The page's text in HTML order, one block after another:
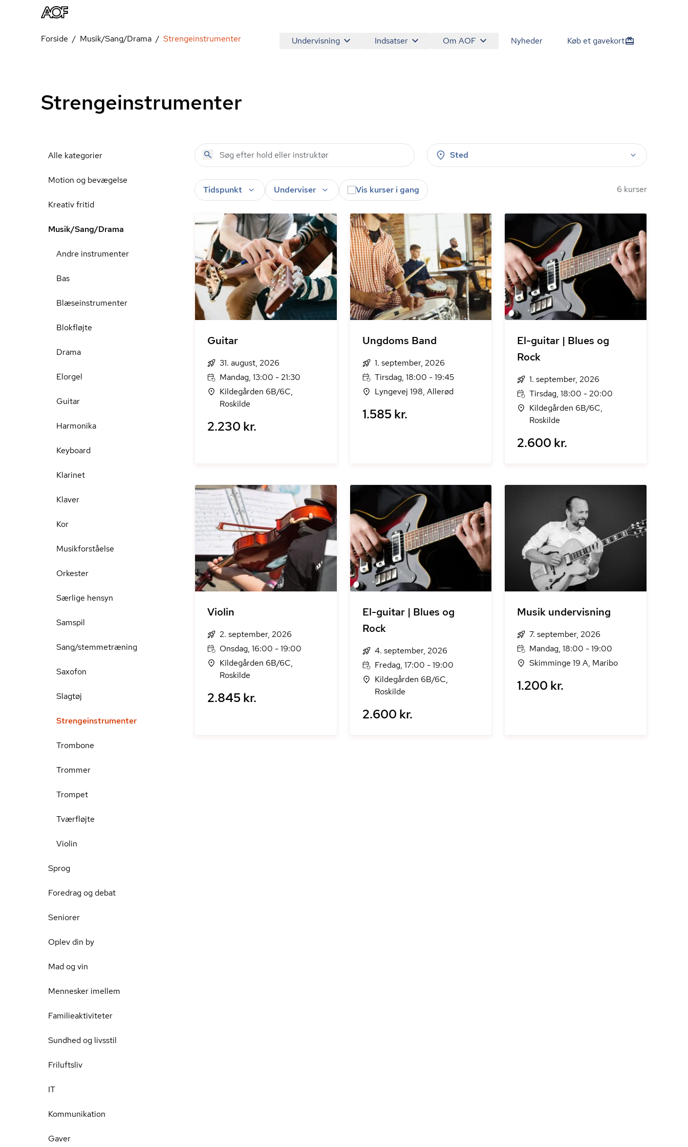
Undervisning Indsatser Om AOF Nyheder Køb et gavekort
Forside Musik/Sang/Drama Strengeinstrumenter
Strengeinstrumenter
Alle kategorier
Motion og bevægelse
Kreativ fritid
Musik/Sang/Drama
Andre instrumenter
Bas
Blæseinstrumenter
Blokfløjte
Drama
Elorgel
Guitar
Harmonika
Keyboard
Klarinet
Klaver
Kor
Musikforståelse
Orkester
Særlige hensyn
Samspil
Sang/stemmetræning
Saxofon
Slagtøj
Strengeinstrumenter
Trombone
Trommer
Trompet
Tværfløjte
Violin
Sprog
Foredrag og debat
Seniorer
Oplev din by
Mad og vin
Mennesker imellem
Familieaktiviteter
Sundhed og livsstil
Friluftsliv
IT
Kommunikation
Gaver
Sted
Tidspunkt Underviser Vis kurser i gang 6 kurser
Guitar
31. august, 2026
Mandag, 13:00 - 21:30
Kildegården 6B/6C,
Roskilde
2.230 kr.
Ungdoms Band
1. september, 2026
Tirsdag, 18:00 - 19:45
Lyngevej 198, Allerød
1.585 kr.
El-guitar | Blues og
Rock
1. september, 2026
Tirsdag, 18:00 - 20:00
Kildegården 6B/6C,
Roskilde
2.600 kr.
Violin
2. september, 2026
Onsdag, 16:00 - 19:00
Kildegården 6B/6C,
Roskilde
2.845 kr.
El-guitar | Blues og
Rock
4. september, 2026
Fredag, 17:00 - 19:00
Kildegården 6B/6C,
Roskilde
2.600 kr.
Musik undervisning
7. september, 2026
Mandag, 18:00 - 19:00
Skimminge 19 A, Maribo
1.200 kr.